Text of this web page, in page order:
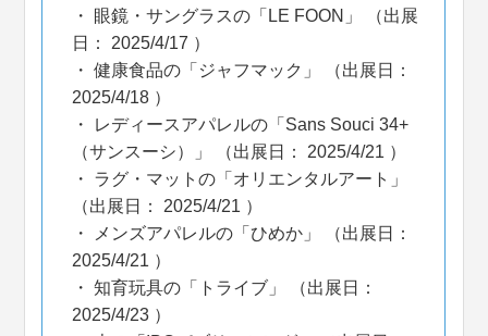
眼鏡・サングラスの「LE FOON」 （出展
日： 2025/4/17 ）
健康食品の「ジャフマック」 （出展日：
2025/4/18 ）
レディースアパレルの「Sans Souci 34+
（サンスーシ）」 （出展日： 2025/4/21 ）
ラグ・マットの「オリエンタルアート」
（出展日： 2025/4/21 ）
メンズアパレルの「ひめか」 （出展日：
2025/4/21 ）
知育玩具の「トライブ」 （出展日：
2025/4/23 ）